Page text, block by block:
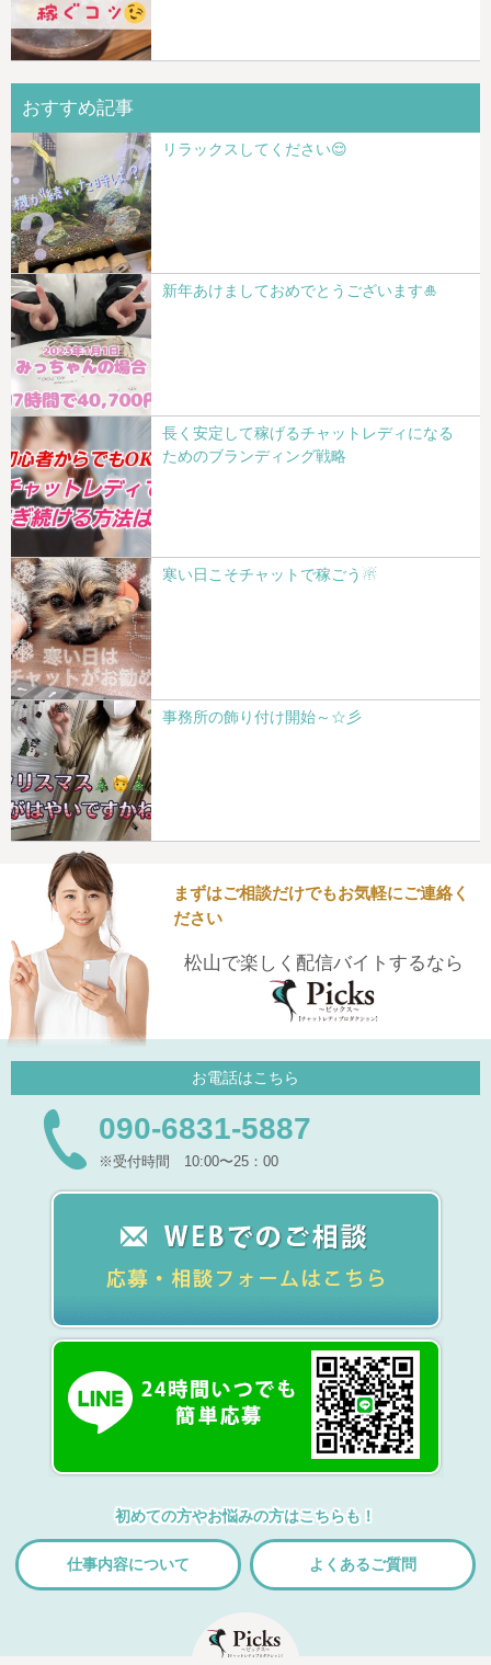
おすすめ記事
リラックスしてください😌
新年あけましておめでとうございます🎍
長く安定して稼げるチャットレディになる
ためのブランディング戦略
寒い日こそチャットで稼ごう☃
事務所の飾り付け開始～☆彡
まずはご相談だけでもお気軽にご連絡く
ださい
松山で楽しく配信バイトするなら
お電話はこちら
090-6831-5887
※受付時間 10:00〜25：00
初めての方やお悩みの方はこちらも！
仕事内容について よくあるご質問